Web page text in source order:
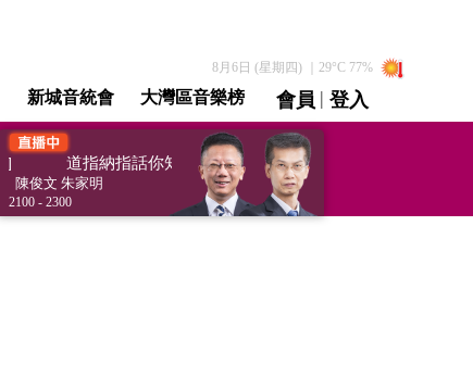
8月6日 (星期四) ｜ 29°C 77%
新城音統會 大灣區音樂榜 會員 | 登入
直播 / 重溫
道指納指話你知 [Pulse of the Indexes]
陳俊文 朱家明 陳俊文 朱家明
2100 - 2300